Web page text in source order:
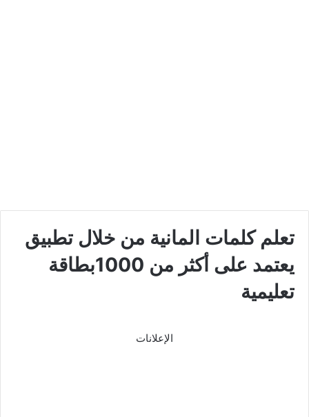
تعلم كلمات المانية من خلال تطبيق
يعتمد على أكثر من 1000بطاقة
تعليمية
الإعلانات